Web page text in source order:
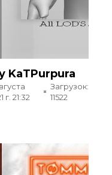
KaTPurpura
г. 21:32
Загрузок:
11522